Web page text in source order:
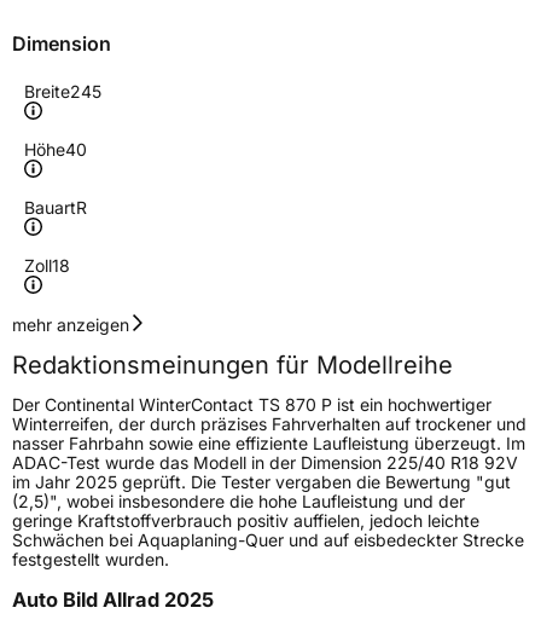
Dimension
Breite245
Höhe40
BauartR
Zoll18
Geschwindigkeitsindex
Höchstgeschwindigkeit
270 km/h
Lastindex97
Höchstlast730 kg
Gewicht (in kg)11,3 kg
Generelle Merkmale
FahrzeugtypPKW
mehr anzeigen
Redaktionsmeinungen für Modellreihe
Der Continental WinterContact TS 870 P ist ein hochwertiger
Winterreifen, der durch präzises Fahrverhalten auf trockener und
nasser Fahrbahn sowie eine effiziente Laufleistung überzeugt. Im
ADAC-Test wurde das Modell in der Dimension 225/40 R18 92V
im Jahr 2025 geprüft. Die Tester vergaben die Bewertung "gut
(2,5)", wobei insbesondere die hohe Laufleistung und der
geringe Kraftstoffverbrauch positiv auffielen, jedoch leichte
Schwächen bei Aquaplaning-Quer und auf eisbedeckter Strecke
festgestellt wurden.
Auto Bild Allrad 2025